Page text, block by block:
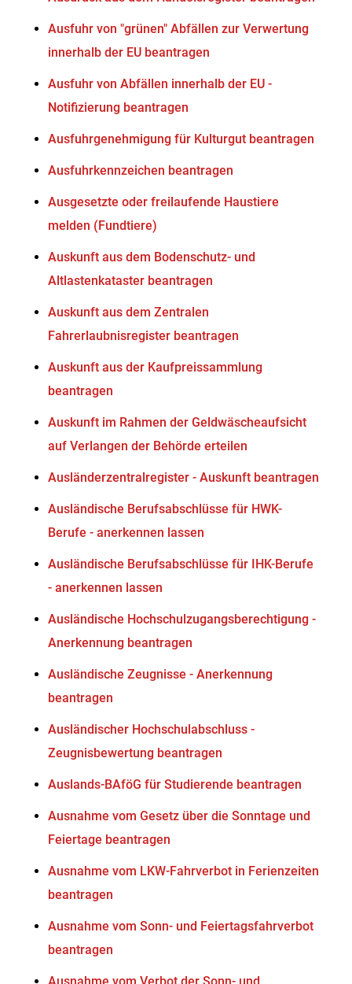
Ausfuhr von "grünen" Abfällen zur Verwertung
innerhalb der EU beantragen
Ausfuhr von Abfällen innerhalb der EU -
Notifizierung beantragen
Ausfuhrgenehmigung für Kulturgut beantragen
Ausfuhrkennzeichen beantragen
Ausgesetzte oder freilaufende Haustiere
melden (Fundtiere)
Auskunft aus dem Bodenschutz- und
Altlastenkataster beantragen
Auskunft aus dem Zentralen
Fahrerlaubnisregister beantragen
Auskunft aus der Kaufpreissammlung
beantragen
Auskunft im Rahmen der Geldwäscheaufsicht
auf Verlangen der Behörde erteilen
Ausländerzentralregister - Auskunft beantragen
Ausländische Berufsabschlüsse für HWK-
Berufe - anerkennen lassen
Ausländische Berufsabschlüsse für IHK-Berufe
- anerkennen lassen
Ausländische Hochschulzugangsberechtigung -
Anerkennung beantragen
Ausländische Zeugnisse - Anerkennung
beantragen
Ausländischer Hochschulabschluss -
Zeugnisbewertung beantragen
Auslands-BAföG für Studierende beantragen
Ausnahme vom Gesetz über die Sonntage und
Feiertage beantragen
Ausnahme vom LKW-Fahrverbot in Ferienzeiten
beantragen
Ausnahme vom Sonn- und Feiertagsfahrverbot
beantragen